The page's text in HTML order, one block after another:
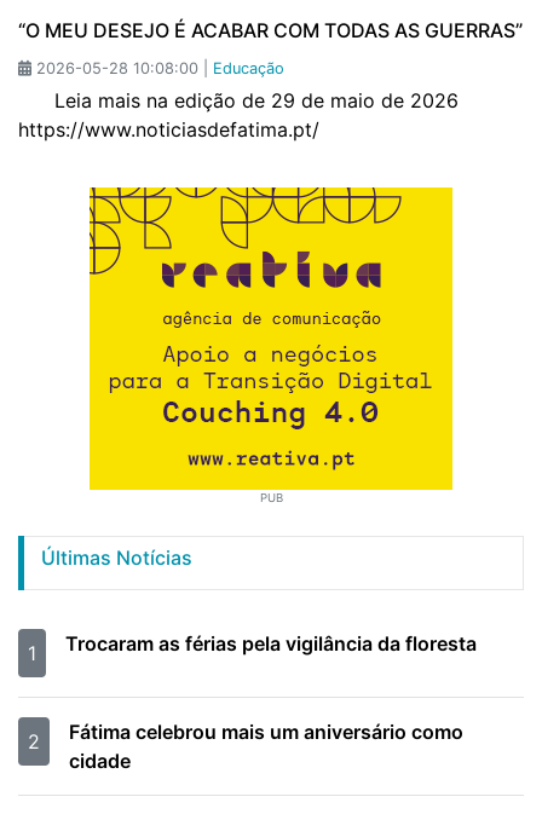
“O MEU DESEJO É ACABAR COM TODAS AS GUERRAS”
2026-05-28 10:08:00 | Educação
Leia mais na edição de 29 de maio de 2026
https://www.noticiasdefatima.pt/
PUB
Últimas Notícias
1 Trocaram as férias pela vigilância da floresta
2
Fátima celebrou mais um aniversário como
cidade